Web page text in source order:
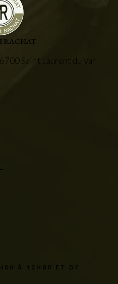
RACHAT
Saint Laurent du Var
À 12H00 ET DE